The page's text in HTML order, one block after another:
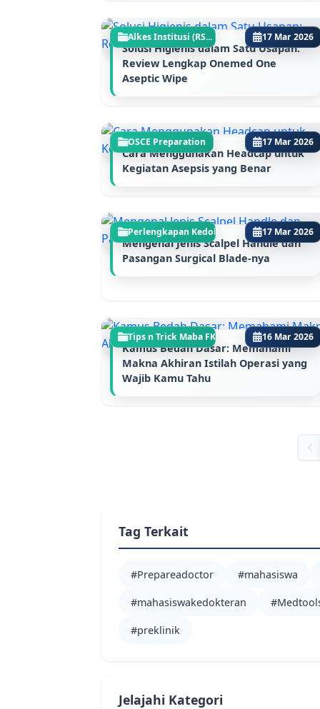
Alkes Institusi (RS... 17 Mar 2026
Solusi Higienis dalam Satu Usapan:
Review Lengkap Onemed One
Aseptic Wipe
OSCE Preparation 17 Mar 2026
Cara Menggunakan Headcap untuk
Kegiatan Asepsis yang Benar
Perlengkapan Kedokte... 17 Mar 2026
Mengenal Jenis Scalpel Handle dan
Pasangan Surgical Blade-nya
Tips n Trick Maba FK 16 Mar 2026
Kamus Bedah Dasar: Memahami
Makna Akhiran Istilah Operasi yang
Wajib Kamu Tahu
Tag Terkait
#Prepareadoctor #mahasiswa
#mahasiswakedokteran
#preklinik
Jelajahi Kategori